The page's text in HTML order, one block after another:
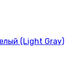
(Light Gray)